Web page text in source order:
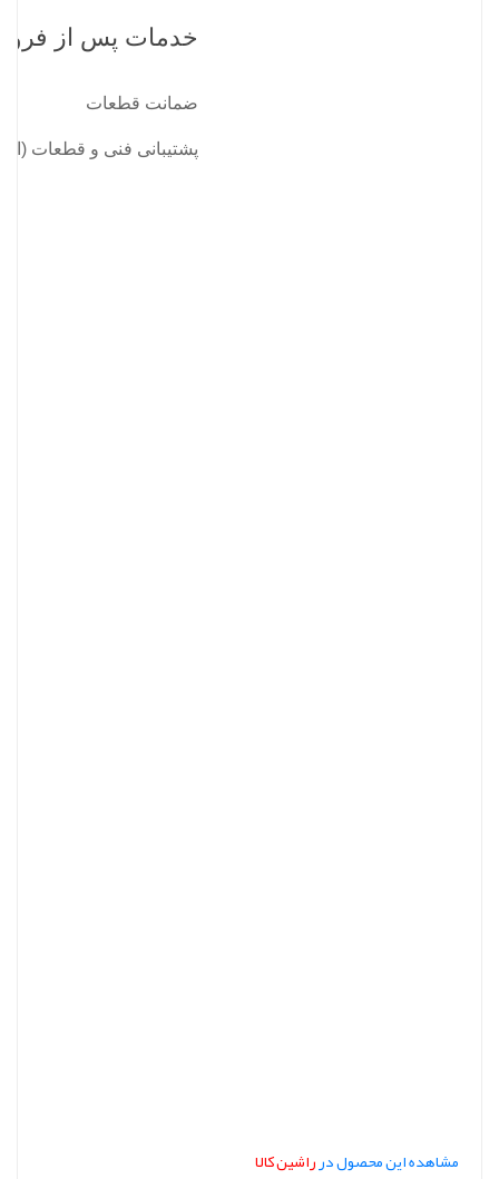
خدمات پس از
ضمانت قطعات
پشتیبانی فنی و قطعات
مشاهده این محصول درراشین کالا